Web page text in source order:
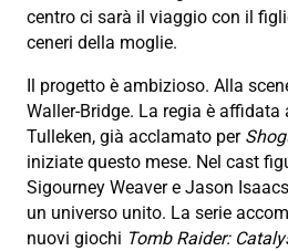
centro ci sarà il viaggio con il
ceneri della moglie.
Il progetto è ambizioso. Alla
Waller-Bridge. La regia è affidata
Tulleken, già acclamato per
iniziate questo mese. Nel cast
Sigourney Weaver e Jason
un universo unito. La serie
nuovi giochi Tomb Raider: